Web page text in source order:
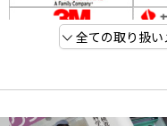
全ての取り扱い